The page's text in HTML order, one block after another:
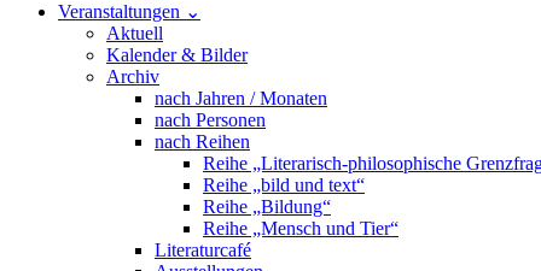
Veranstaltungen ⌄
Aktuell
Kalender & Bilder
Archiv
nach Jahren / Monaten
nach Personen
nach Reihen
Reihe „Literarisch-philosophische
Reihe „bild und text“
Reihe „Bildung“
Reihe „Mensch und Tier“
Literaturcafé